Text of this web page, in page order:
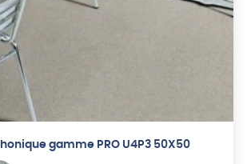
gamme PRO U4P3 50X50